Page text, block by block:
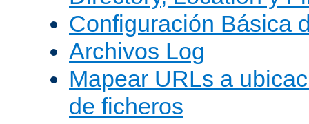
Configuración Básica
Archivos Log
Mapear URLs a
de ficheros